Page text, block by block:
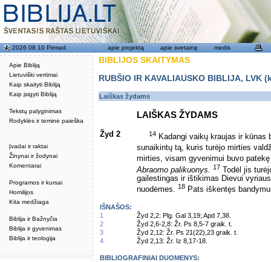
Apie Bibliją
Lietuviški vertimai
Kaip skaityti Bibliją
Kaip įsigyti Bibliją
Tekstų palyginimas
Rodyklės ir teminė paieška
Įvadai ir raktai
Žinynai ir žodynai
Komentarai
Programos ir kursai
Homilijos
Kita medžiaga
Biblija ir Bažnyčia
Biblija ir gyvenimas
Biblija ir teologija
2026 08 10 Pirmad. apie projektą apie svetainę medis
BIBLIJOS SKAITYMAS
RUBŠIO IR KAVALIAUSKO BIBLIJA,
Laiškas žydams
LAIŠKAS ŽYDAMS
Žyd 2 14 Kadangi vaikų kraujas ir
sunaikintų tą, kuris turėjo mirties
mirties, visam gyvenimui buvo
Abraomo palikuonys. 17 Todėl jis
gailestingas ir ištikimas Dievui
nuodėmes. 18 Pats iškentęs
IŠNAŠOS:
1
Žyd 2,2: Plg. Gal 3,19; Apd 7,38.
2
Žyd 2,6-2,8: Žr. Ps 8,5-7 graik. t.
3
Žyd 2,12: Žr. Ps 21(22),23 graik. t.
4
Žyd 2,13: Žr. Iz 8,17-18.
BIBLIOGRAFINIAI DUOMENYS: